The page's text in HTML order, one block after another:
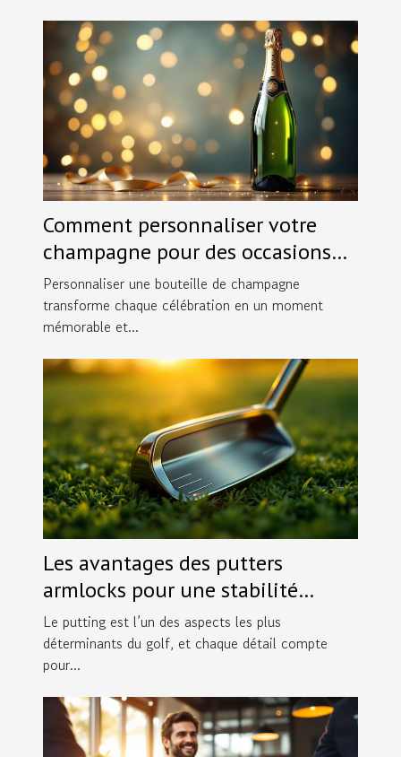
Comment personnaliser votre
champagne pour des occasions
spéciales ?
Personnaliser une bouteille de champagne
transforme chaque célébration en un moment
mémorable et...
Les avantages des putters
armlocks pour une stabilité
accrue
Le putting est l’un des aspects les plus
déterminants du golf, et chaque détail compte
pour...